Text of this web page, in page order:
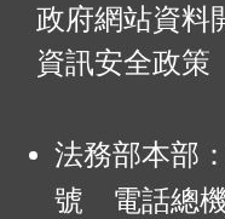
政府網站資料
資訊安全政策
法務部本部
號 電話總機